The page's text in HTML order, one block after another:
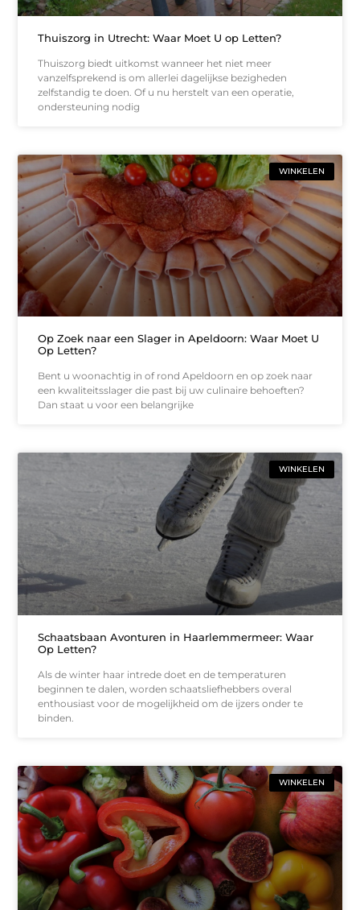
Thuiszorg in Utrecht: Waar Moet U op Letten?
Thuiszorg biedt uitkomst wanneer het niet meer
vanzelfsprekend is om allerlei dagelijkse bezigheden
zelfstandig te doen. Of u nu herstelt van een operatie,
ondersteuning nodig
WINKELEN
Op Zoek naar een Slager in Apeldoorn: Waar Moet U
Op Letten?
Bent u woonachtig in of rond Apeldoorn en op zoek naar
een kwaliteitsslager die past bij uw culinaire behoeften?
Dan staat u voor een belangrijke
WINKELEN
Schaatsbaan Avonturen in Haarlemmermeer: Waar
Op Letten?
Als de winter haar intrede doet en de temperaturen
beginnen te dalen, worden schaatsliefhebbers overal
enthousiast voor de mogelijkheid om de ijzers onder te
binden.
WINKELEN